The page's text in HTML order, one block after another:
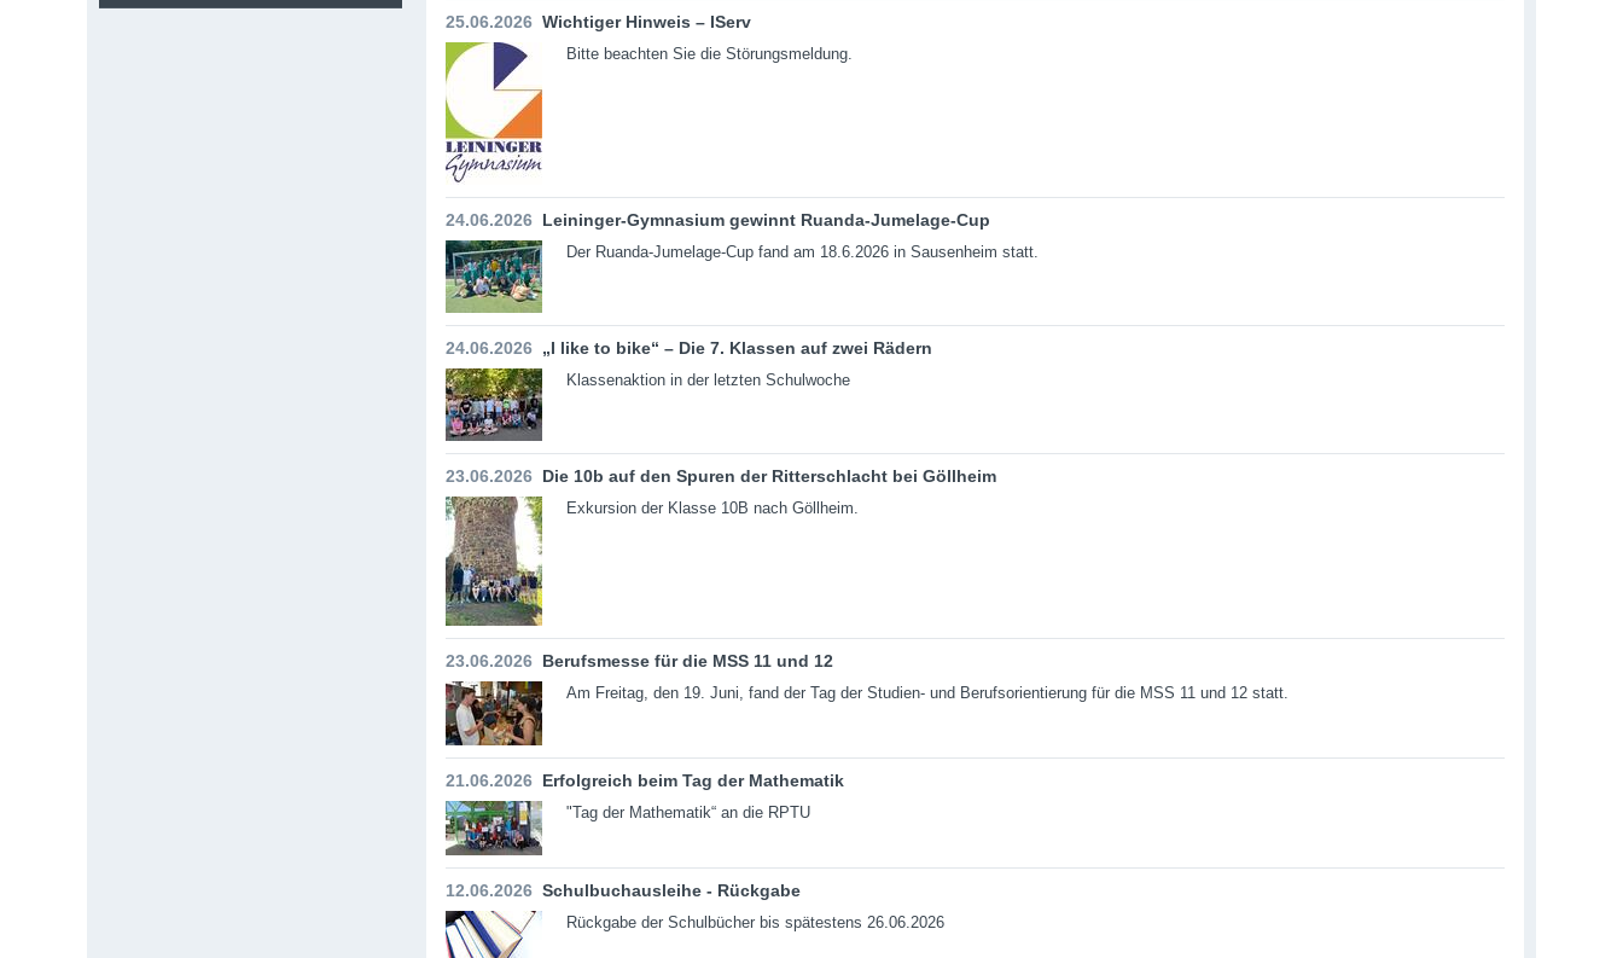
25.06.2026 Wichtiger Hinweis – IServ
Bitte beachten Sie die Störungsmeldung.
24.06.2026 Leininger-Gymnasium gewinnt Ruanda-Jumelage-Cup
Der Ruanda-Jumelage-Cup fand am 18.6.2026 in Sausenheim statt.
24.06.2026 „I like to bike“ – Die 7. Klassen auf zwei Rädern
Klassenaktion in der letzten Schulwoche
23.06.2026 Die 10b auf den Spuren der Ritterschlacht bei Göllheim
Exkursion der Klasse 10B nach Göllheim.
23.06.2026 Berufsmesse für die MSS 11 und 12
Am Freitag, den 19. Juni, fand der Tag der Studien- und Berufsorientierung für die MSS 11 und 12 statt.
21.06.2026 Erfolgreich beim Tag der Mathematik
"Tag der Mathematik“ an die RPTU
12.06.2026 Schulbuchausleihe - Rückgabe
Rückgabe der Schulbücher bis spätestens 26.06.2026